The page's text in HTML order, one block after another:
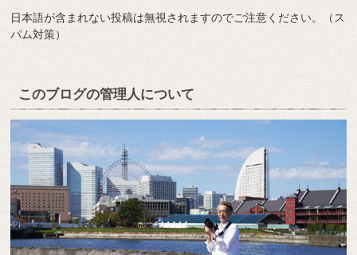
日本語が含まれない投稿は無視されますのでご注意ください。（ス
パム対策）
このブログの管理人について